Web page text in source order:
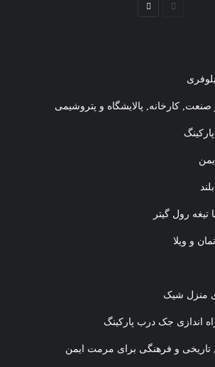
صفحه
صنعت, کارخانه, پالایشگاه و پتروشیمی
رول گیتر
و ویلا
منزل شیک
اندازی جک درب پارکینگ
و فرهنگی برای مرمت ایمن